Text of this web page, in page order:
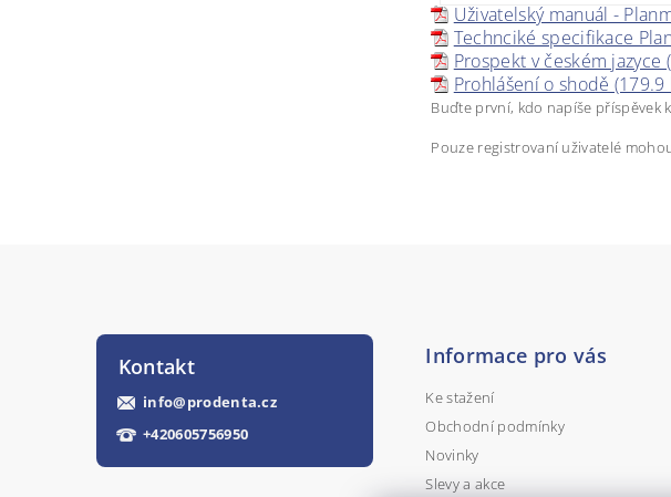
Uživatelský manuál -
Technciké specifikace
Prospekt v českém jazyce
Prohlášení o shodě (179.9
Buďte první, kdo napíše příspěvek
Pouze registrovaní uživatelé
Kontakt
info@prodenta.cz
+420605756950
Informace pro vás
Ke stažení
Obchodní podmínky
Novinky
Slevy a akce